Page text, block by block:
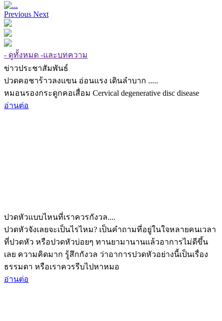
Previous Next
- ดูทั้งหมด -และบทความ
ข่าวประชาสัมพันธ์
ปวดคอชาร้าวลงแขน อ่อนแรง เดินลำบาก .....
หมอนรองกระดูกคอเสื่อม Cervical degenerative disc disease
อ่านต่อ
ปวดหัวแบบไหนที่เราควรกังวล....
ปวดหัวจังเลยจะเป็นไรไหม? เป็นคำถามที่อยู่ในใจหลายคนเวลา
ที่ปวดหัว หรือปวดหัวบ่อยๆ ทานยามานานแล้วอาการไม่ดีขึ้น
เลย ความคิดมาก รู้สึกกังวล ว่าอาการปวดหัวอย่างนี้เป็นเรื่อง
ธรรมดา หรือเราควรรีบไปหาหมอ
อ่านต่อ